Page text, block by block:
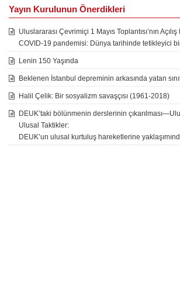
Yayın Kurulunun Önerdikleri
Uluslararası Çevrimiçi 1 Mayıs Toplantısı’nın
COVID-19 pandemisi: Dünya tarihinde tetikleyici
Lenin 150 Yaşında
Beklenen İstanbul depreminin arkasında yatan
Halil Çelik: Bir sosyalizm savaşçısı (1961-2018)
DEUK’taki bölünmenin derslerinin
Ulusal Taktikler:
DEUK’un ulusal kurtuluş hareketlerine